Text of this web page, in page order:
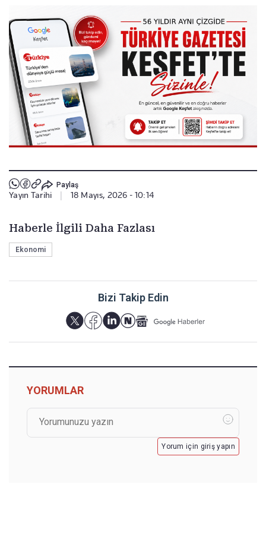
Paylaş
Yayın Tarihi 18 Mayıs, 2026 - 10:14
Haberle İlgili Daha Fazlası
Ekonomi
Bizi Takip Edin
YORUMLAR
Yorum için giriş yapın